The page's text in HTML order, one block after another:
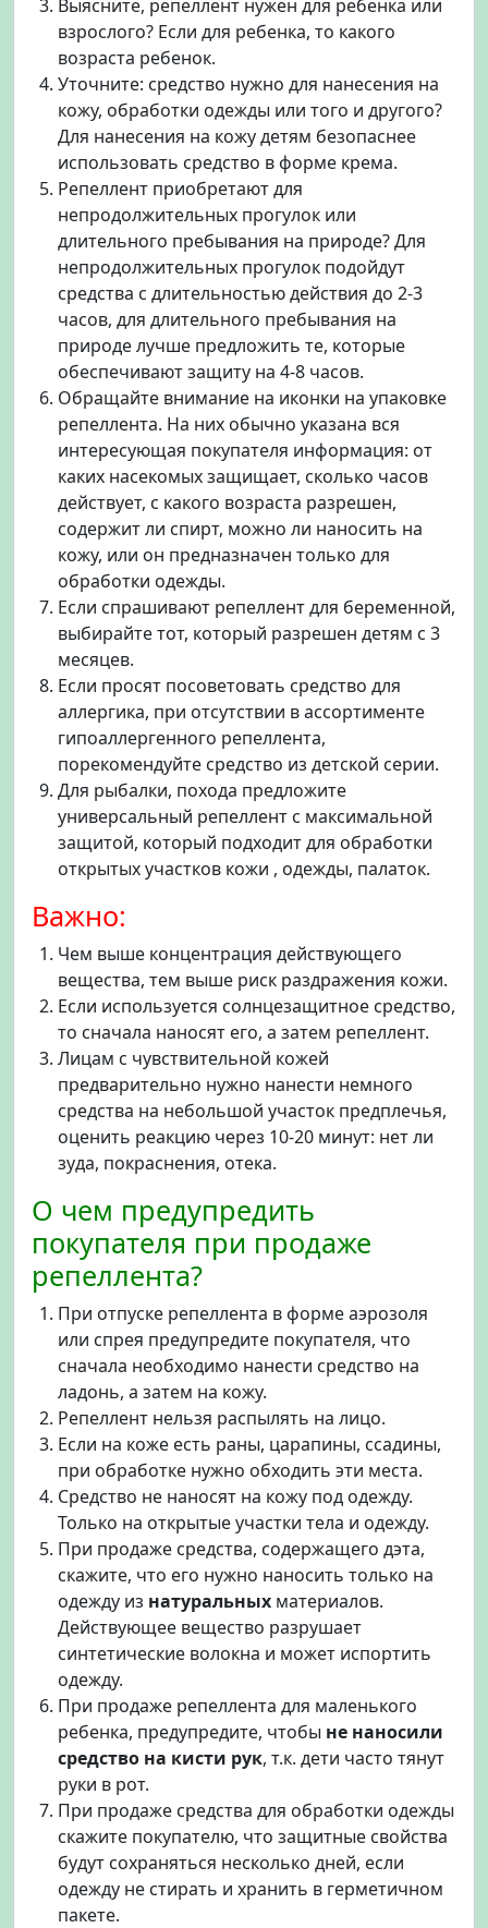
Выясните, репеллент нужен для ребенка или
взрослого? Если для ребенка, то какого
возраста ребенок.
Уточните: средство нужно для нанесения на
кожу, обработки одежды или того и другого?
Для нанесения на кожу детям безопаснее
использовать средство в форме крема.
Репеллент приобретают для
непродолжительных прогулок или
длительного пребывания на природе? Для
непродолжительных прогулок подойдут
средства с длительностью действия до 2-3
часов, для длительного пребывания на
природе лучше предложить те, которые
обеспечивают защиту на 4-8 часов.
Обращайте внимание на иконки на упаковке
репеллента. На них обычно указана вся
интересующая покупателя информация: от
каких насекомых защищает, сколько часов
действует, с какого возраста разрешен,
содержит ли спирт, можно ли наносить на
кожу, или он предназначен только для
обработки одежды.
Если спрашивают репеллент для беременной,
выбирайте тот, который разрешен детям с 3
месяцев.
Если просят посоветовать средство для
аллергика, при отсутствии в ассортименте
гипоаллергенного репеллента,
порекомендуйте средство из детской серии.
Для рыбалки, похода предложите
универсальный репеллент с максимальной
защитой, который подходит для обработки
открытых участков кожи , одежды, палаток.
Важно:
Чем выше концентрация действующего
вещества, тем выше риск раздражения кожи.
Если используется солнцезащитное средство,
то сначала наносят его, а затем репеллент.
Лицам с чувствительной кожей
предварительно нужно нанести немного
средства на небольшой участок предплечья,
оценить реакцию через 10-20 минут: нет ли
зуда, покраснения, отека.
О чем предупредить
покупателя при продаже
репеллента?
При отпуске репеллента в форме аэрозоля
или спрея предупредите покупателя, что
сначала необходимо нанести средство на
ладонь, а затем на кожу.
Репеллент нельзя распылять на лицо.
Если на коже есть раны, царапины, ссадины,
при обработке нужно обходить эти места.
Средство не наносят на кожу под одежду.
Только на открытые участки тела и одежду.
При продаже средства, содержащего дэта,
скажите, что его нужно наносить только на
одежду из натуральных материалов.
Действующее вещество разрушает
синтетические волокна и может испортить
одежду.
При продаже репеллента для маленького
ребенка, предупредите, чтобы не наносили
средство на кисти рук, т.к. дети часто тянут
руки в рот.
При продаже средства для обработки одежды
скажите покупателю, что защитные свойства
будут сохраняться несколько дней, если
одежду не стирать и хранить в герметичном
пакете.